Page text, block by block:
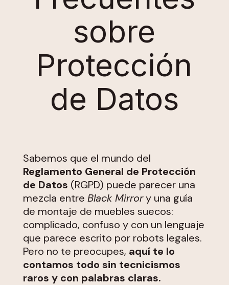
sobre
Protección
de Datos
Sabemos que el mundo del
Reglamento General de Protección
de Datos (RGPD) puede parecer una
mezcla entre Black Mirrory una guía
de montaje de muebles suecos:
complicado, confuso y con un lenguaje
que parece escrito por robots legales.
Pero no te preocupes, aquí te lo
contamos todo sin tecnicismos
raros y con palabras claras.